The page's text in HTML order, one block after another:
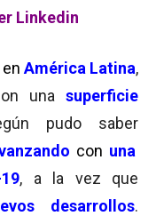
Linkedin
en América Latina,
unasuperficie
pudo saber
con una
, a la vez que
desarrollos.